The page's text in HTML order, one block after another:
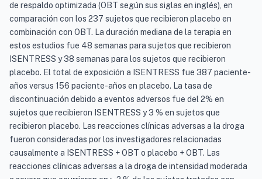
de respaldo optimizada (OBT según sus siglas en inglés), en
comparación con los 237 sujetos que recibieron placebo en
combinación con OBT. La duración mediana de la terapia en
estos estudios fue 48 semanas para sujetos que recibieron
ISENTRESS y 38 semanas para los sujetos que recibieron
placebo. El total de exposición a ISENTRESS fue 387 paciente-
años versus 156 paciente-años en placebo. La tasa de
discontinuación debido a eventos adversos fue del 2% en
sujetos que recibieron ISENTRESS y 3 % en sujetos que
recibieron placebo. Las reacciones clínicas adversas a la droga
fueron consideradas por los investigadores relacionadas
causalmente a ISENTRESS + OBT o placebo + OBT. Las
reacciones clínicas adversas a la droga de intensidad moderada